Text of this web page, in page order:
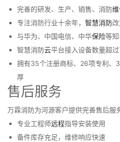
完善的研发、生产、销售、消防
专注消防行业十余年， 智慧消防
与华为、中国电信、中华保险等
智慧消防云平台接入设备数量超
拥有35个注册商标、26项专利、
厚
售后服务
万霖消防为河源客户提供完善售后服
专业工程师远程指导安装使用
备件库存充足，维修响应快速